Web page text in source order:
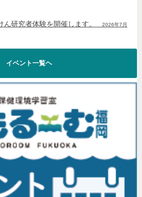
研究者体験を開催します。 2026年7月
イベント一覧ヘ